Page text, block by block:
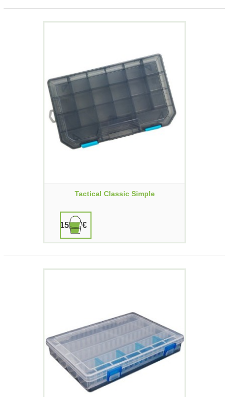
Tactical Classic Simple
15,90 €